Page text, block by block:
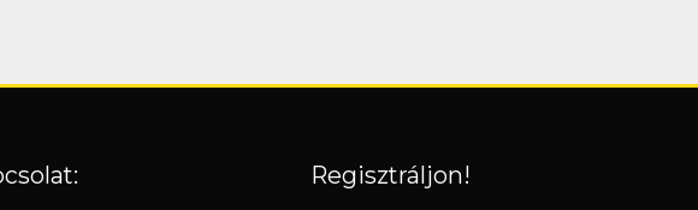
Regisztráljon!